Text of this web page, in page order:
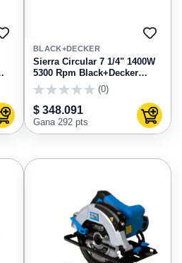
AGREGAR
FAVORITOS
Agregar al carrito
BLACK+DECKER
Sierra Circular 7 1/4" 1400W
5300 Rpm Black+Decker
CS1004-B3
(0)
$ 348.091
Gana 292 pts